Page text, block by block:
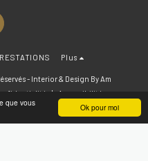
Ok pour moi
que vous
Plus
- Interior & Design By Am
| Accessibilité